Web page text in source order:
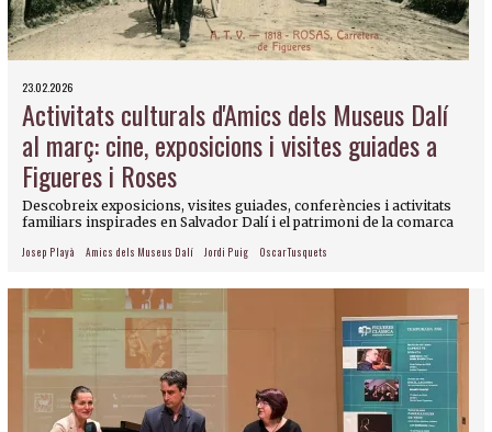
23.02.2026
Activitats culturals d'Amics dels Museus Dalí
al març: cine, exposicions i visites guiades a
Figueres i Roses
Descobreix exposicions, visites guiades, conferències i activitats
familiars inspirades en Salvador Dalí i el patrimoni de la comarca
Josep Playà Amics dels Museus Dalí Jordi Puig Oscar Tusquets